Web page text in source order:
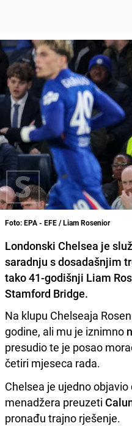
Foto: EPA - EFE / Liam Rosenior
Londonski Chelsea je
saradnju s dosadašnjim
tako 41-godišnji Liam
Stamford Bridge.
Na klupu Chelseaja
godine, ali mu je iznimno
presudio te je posao
četiri mjeseca rada.
Chelsea je ujedno
menadžera preuzeti
pronađu trajno rješenje.